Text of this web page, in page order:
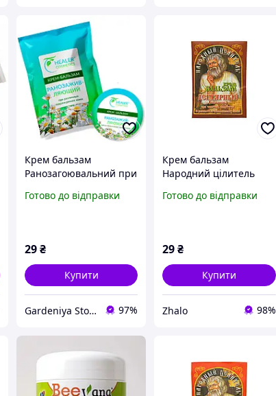
Крем бальзам
Ранозагоювальний при
шкіри: подряпини,
Готово до відправки
29₴
Купити
Gardeniya Store - із турботою про ваш затишок! 97%
Крем бальзам
Народний цілитель
Готово до відправки
29₴
Купити
Zhalo 98%